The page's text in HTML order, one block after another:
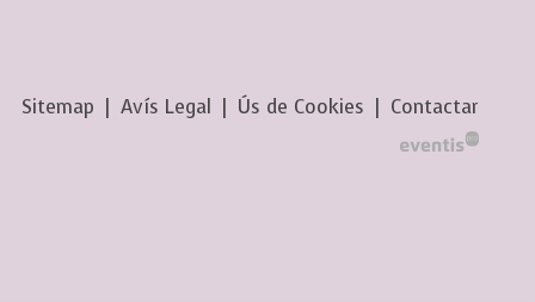
Sitemap Avís Legal Ús de Cookies Contactar